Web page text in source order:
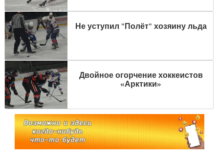
Не уступил "Полёт" хозяину льда
Двойное огорчение хоккеистов
«Арктики»